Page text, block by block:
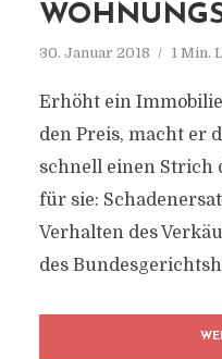
30. Januar 2018 1 Min.
Erhöht ein
den Preis, macht er
schnell einen Strich
für sie:
Verhalten des
des